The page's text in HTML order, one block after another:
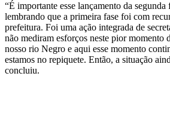
“É importante esse lançamento da segunda
lembrando que a primeira fase foi com
prefeitura. Foi uma ação integrada de
não mediram esforços neste pior momento
nosso rio Negro e aqui esse momento
estamos no repiquete. Então, a situação
concluiu.